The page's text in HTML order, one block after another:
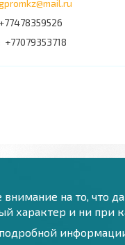
+77478359526
+77079353718
на то, что
характер и ни при